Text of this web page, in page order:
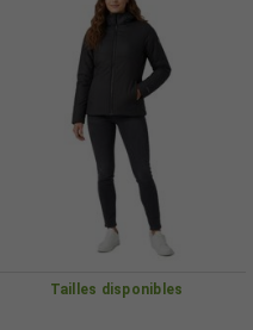
Tailles disponibles